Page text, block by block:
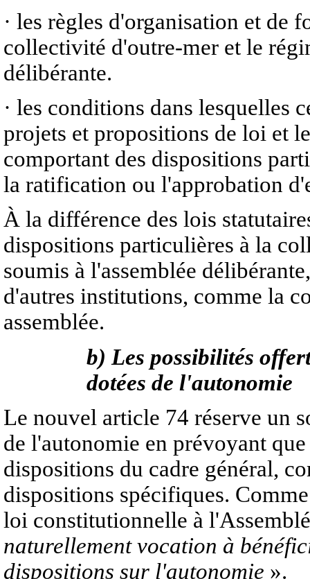
· les règles d'organisation et de
collectivité d'outre-mer et le
délibérante.
· les conditions dans lesquelles
projets et propositions de loi et
comportant des dispositions
la ratification ou l'approbation
À la différence des lois
dispositions particulières à la
soumis à l'assemblée
d'autres institutions, comme la
assemblée.
b) Les possibilités
dotées de l'autonomie
Le nouvel article 74 réserve un
de l'autonomie en prévoyant
dispositions du cadre général,
dispositions spécifiques.
loi constitutionnelle à
naturellement vocation à
dispositions sur l'autonomie ».